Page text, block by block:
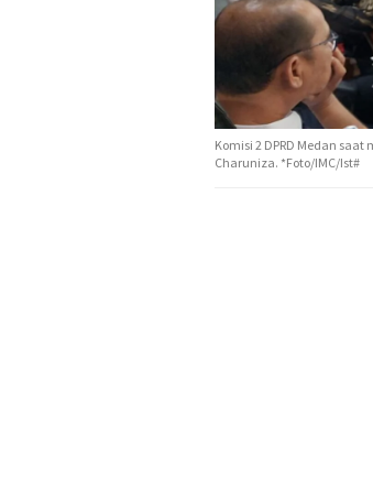
Komisi 2 DPRD Medan
Charuniza. *Foto/IMC/Ist#